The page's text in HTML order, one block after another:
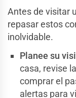
Antes de visitar
repasar estos
inolvidable.
Planee su
casa, revise
comprar el
alertas para